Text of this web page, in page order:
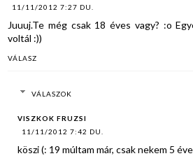
11/11/2012 7:27 DU.
Juuuj.Te még csak 18 éves vagy? :o
voltál :))
VÁLASZ
VÁLASZOK
VISZKOK FRUZSI
11/11/2012 7:42 DU.
köszi (: 19 múltam már, csak nekem 5